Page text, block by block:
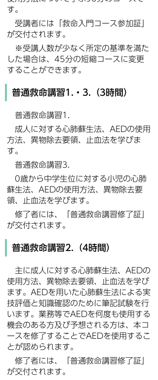
す。
受講者には「救命入門コース参加証」
が交付されます。
※受講人数が少なく所定の基準を満た
した場合は、45分の短縮コースに変更
することができます。
普通救命講習1.・3.（3時間）
普通救命講習1.
成人に対する心肺蘇生法、AEDの使用
方法、異物除去要領、止血法を学びま
す。
普通救命講習3.
0歳から中学生位に対する小児の心肺
蘇生法、AEDの使用方法、異物除去要
領、止血法を学びます。
修了者には、「普通救命講習修了証」
が交付されます。
普通救命講習2.（4時間）
主に成人に対する心肺蘇生法、AEDの
使用方法、異物除去要領、止血法を学び
ます。AEDを用いた心肺蘇生法による実
技評価と知識確認のために筆記試験を行
います。業務等でAEDを何度も使用する
機会のある方及び予想される方は、本コ
ースを修了することでAEDを使用するこ
とが認められます。
修了者には、「普通救命講習修了証」
が交付されます。